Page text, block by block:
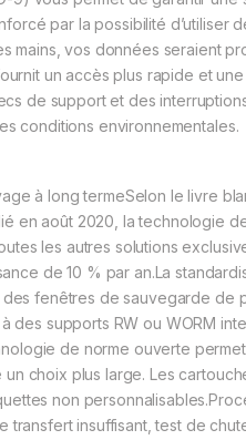
par la possibilité d’utiliser
mains, vos données seraient
un accès plus rapide et
de support et des
conditions environnementales.
à long termeSelon le livre
en août 2020, la technologie
les autres solutions
de 10 % par an.La
fenêtres de sauvegarde de
à des supports RW ou WORM
de norme ouverte
choix plus large. Les
non
transfert insuffisant, test de